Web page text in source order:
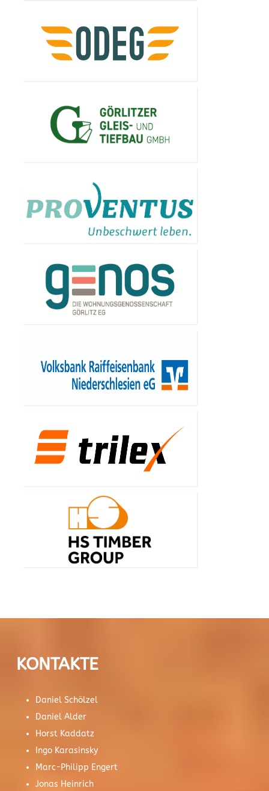
KONTAKTE
Daniel Schölzel
Daniel Alder
Horst Kaddatz
Ingo Karasinsky
Marc-Philipp Engert
Jonas Heinrich